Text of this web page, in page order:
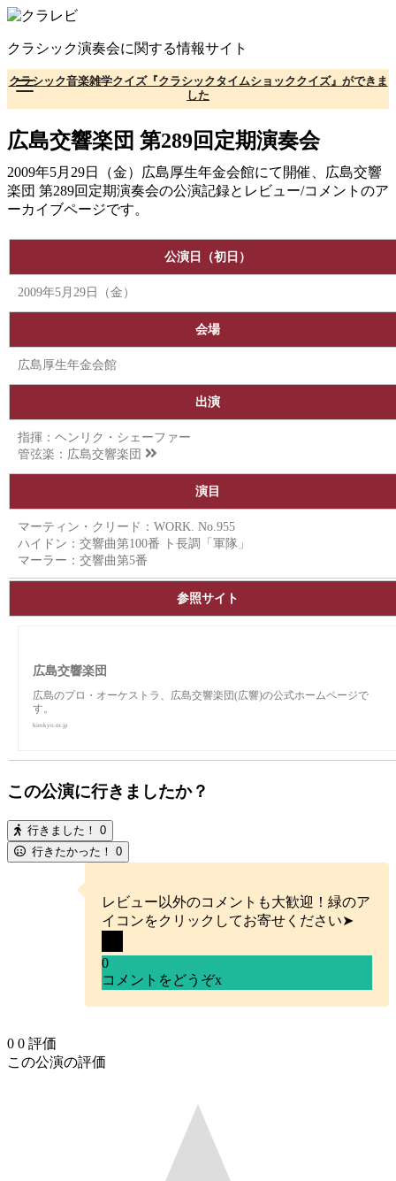
コ
テ
ン
ツ
へ
移
動
クラシック演奏会に関する情報サイト
クラシック音楽雑学クイズ『クラシックタイムショッククイズ』ができま
した
広島交響楽団 第289回定期演奏会
2009年5月29日（金）広島厚生年金会館にて開催、広島交響
楽団 第289回定期演奏会の公演記録とレビュー/コメントのア
ーカイブページです。
公演日（初日）
2009年5月29日（金）
会場
広島厚生年金会館
出演
指揮：ヘンリク・シェーファー
管弦楽： 広島交響楽団
演目
マーティン・クリード：WORK. No.955
ハイドン：交響曲第100番 ト長調「軍隊」
マーラー：交響曲第5番
参照サイト
広島交響楽団
広島のプロ・オーケストラ、広島交響楽団(広響)の公式ホームページで
す。
hirokyo.or.jp
この公演に行きましたか？
行きました！ 0
行きたかった！ 0
レビュー以外のコメントも大歓迎！緑のア
イコンをクリックしてお寄せください➤
0
コメントをどうぞx
0 0 評価
この公演の評価